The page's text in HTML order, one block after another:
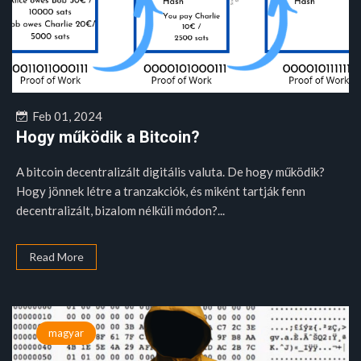
Feb 01, 2024
Hogy működik a Bitcoin?
A bitcoin decentralizált digitális valuta. De hogy működik?
Hogy jönnek létre a tranzakciók, és miként tartják fenn
decentralizált, bizalom nélküli módon?...
Read More
magyar